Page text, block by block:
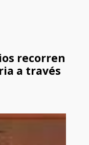
recorren
a través